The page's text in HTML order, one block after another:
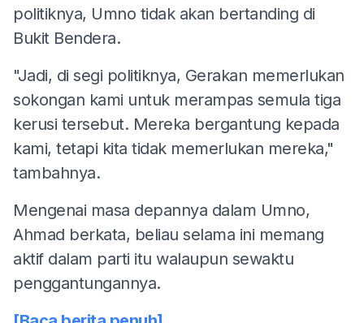
politiknya, Umno tidak akan bertanding di
Bukit Bendera.
"Jadi, di segi politiknya, Gerakan memerlukan
sokongan kami untuk merampas semula tiga
kerusi tersebut. Mereka bergantung kepada
kami, tetapi kita tidak memerlukan mereka,"
tambahnya.
Mengenai masa depannya dalam Umno,
Ahmad berkata, beliau selama ini memang
aktif dalam parti itu walaupun sewaktu
penggantungannya.